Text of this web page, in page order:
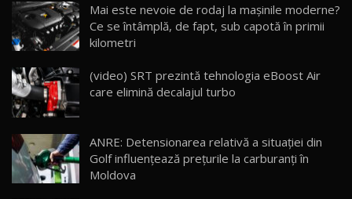
15 14:37
16
AutoBlogMD
13:10
17 20:06
Va fi modelul nr.1 BYD în Moldova? BYD Seal U
Mai este nevoie de rodaj la mașinile moderne?
Ce se întâmplă, de fapt, sub capotă în primii
kilometri
(video) SRT prezintă tehnologia eBoost Air
care elimină decalajul turbo
ANRE: Detensionarea relativă a situației din
Golf influențează prețurile la carburanți în
Moldova